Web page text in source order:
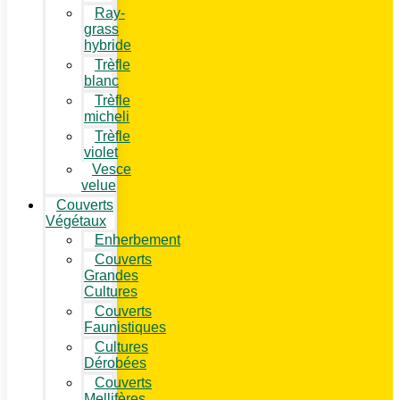
Ray-
grass
hybride
Trèfle
blanc
Trèfle
micheli
Trèfle
violet
Vesce
velue
Couverts
Végétaux
Enherbement
Couverts
Grandes
Cultures
Couverts
Faunistiques
Cultures
Dérobées
Couverts